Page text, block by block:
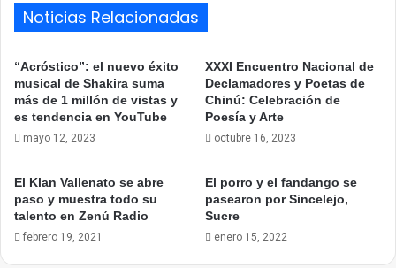
Noticias Relacionadas
“Acróstico”: el nuevo éxito
musical de Shakira suma
más de 1 millón de vistas y
es tendencia en YouTube
mayo 12, 2023
XXXI Encuentro Nacional de
Declamadores y Poetas de
Chinú: Celebración de
Poesía y Arte
octubre 16, 2023
El Klan Vallenato se abre
paso y muestra todo su
talento en Zenú Radio
febrero 19, 2021
El porro y el fandango se
pasearon por Sincelejo,
Sucre
enero 15, 2022